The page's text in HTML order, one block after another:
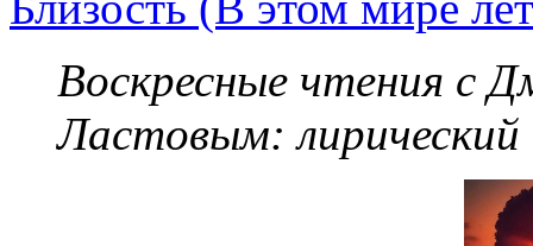
Воскресные чтения с
Ластовым: